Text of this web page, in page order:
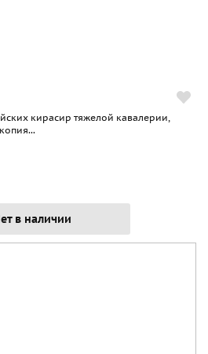
кирасир тяжелой кавалерии,
в наличии